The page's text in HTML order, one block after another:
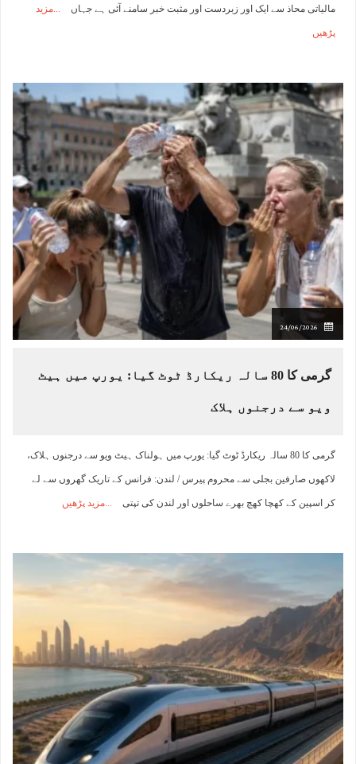
مالیاتی محاذ سے ایک اور زبردست اور مثبت خبر سامنے آئی ہے جہاں مزید
پڑھیں
24/06/2026
گرمی کا 80 سالہ ریکارڈ ٹوٹ گیا: یورپ میں ہیٹ
ویو سے درجنوں ہلاک
گرمی کا 80 سالہ ریکارڈ ٹوٹ گیا: یورپ میں ہولناک ہیٹ ویو سے درجنوں ہلاک،
لاکھوں صارفین بجلی سے محروم پیرس / لندن: فرانس کے تاریک گھروں سے لے
کر اسپین کے کھچا کھچ بھرے ساحلوں اور لندن کی تپتی مزید پڑھیں